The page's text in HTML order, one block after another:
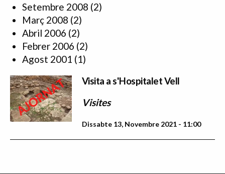
Setembre 2008 (2)
Març 2008 (2)
Abril 2006 (2)
Febrer 2006 (2)
Agost 2001 (1)
Visita a s'Hospitalet Vell
Visites
Dissabte 13, Novembre 2021 - 11:00